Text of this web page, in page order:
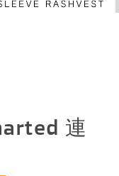
連